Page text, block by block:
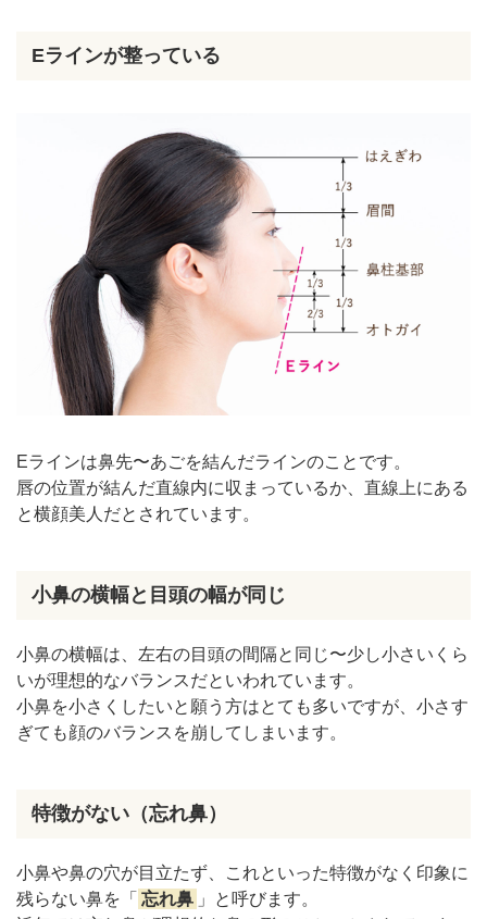
Eラインが整っている
Eラインは鼻先〜あごを結んだラインのことです。
唇の位置が結んだ直線内に収まっているか、直線上にある
と横顔美人だとされています。
小鼻の横幅と目頭の幅が同じ
小鼻の横幅は、左右の目頭の間隔と同じ〜少し小さいくら
いが理想的なバランスだといわれています。
小鼻を小さくしたいと願う方はとても多いですが、小さす
ぎても顔のバランスを崩してしまいます。
特徴がない（忘れ鼻）
小鼻や鼻の穴が目立たず、これといった特徴がなく印象に
残らない鼻を「 忘れ鼻 」と呼びます。